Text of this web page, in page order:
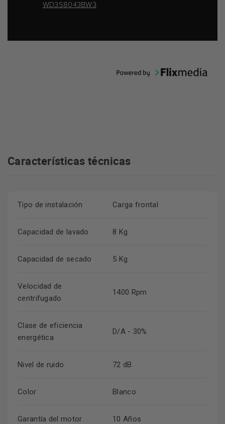
WD3S8043BW3
Características técnicas
Tipo de instalación Carga frontal
Capacidad de lavado 8 Kg
Capacidad de secado 5 Kg
Velocidad de
centrifugado
1400 Rpm
Clase de eficiencia
energética
D/A - 30%
Nivel de ruido 72 dB
Color Blanco
Garantía del motor 10 Años